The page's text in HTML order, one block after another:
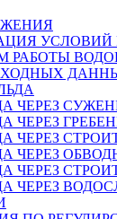
УСЛОВИЙ
РАБОТЫ
ЧЕРЕЗ
ЧЕРЕЗ
ЧЕРЕЗ
ЧЕРЕЗ
ЧЕРЕЗ
ЧЕРЕЗ